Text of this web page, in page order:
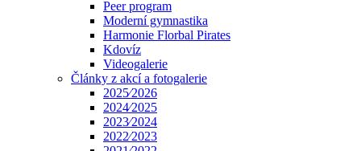
Peer program
Moderní gymnastika
Harmonie Florbal Pirates
Kdovíz
Videogalerie
Články z akcí a fotogalerie
2025⁄2026
2024⁄2025
2023⁄2024
2022⁄2023